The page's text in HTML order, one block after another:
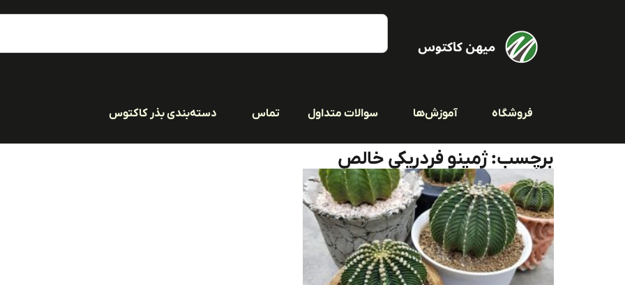
فروشگاه آموزش‌ها سوالات متداول تماس دسته‌بندی بذر کاکتوس
برچسب: ژمینو فردریکی خالص